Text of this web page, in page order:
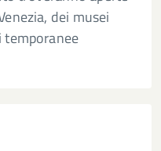
dei musei
temporanee